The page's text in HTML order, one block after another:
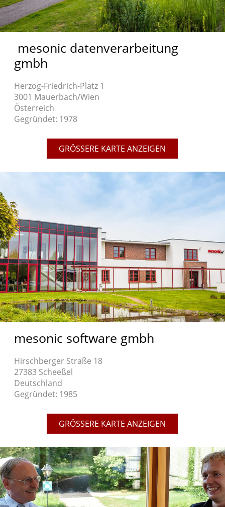
mesonic datenverarbeitung
gmbh
Herzog-Friedrich-Platz 1
3001 Mauerbach/Wien
Österreich
Gegründet: 1978
GRÖSSERE KARTE ANZEIGEN
mesonic software gmbh
Hirschberger Straße 18
27383 Scheeßel
Deutschland
Gegründet: 1985
GRÖSSERE KARTE ANZEIGEN